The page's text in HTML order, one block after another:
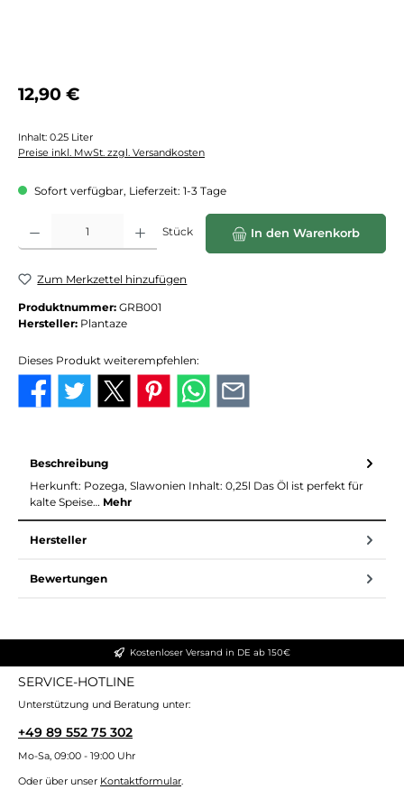
Regulärer Preis:
12,90 €
Inhalt: 0.25 Liter
Preise inkl. MwSt. zzgl. Versandkosten
Sofort verfügbar, Lieferzeit: 1-3 Tage
Produkt Anzahl: Gib den gewünschten Wert ein oder benutze die
Stück In den Warenkorb
Zum Merkzettel hinzufügen
Produktnummer: GRB001
Hersteller: Plantaze
Dieses Produkt weiterempfehlen:
Beschreibung
Herkunft: Pozega, Slawonien Inhalt: 0,25l Das Öl ist perfekt für
kalte Speise… Mehr
Hersteller
Bewertungen
Kostenloser Versand in DE ab 150€
SERVICE-HOTLINE
Unterstützung und Beratung unter:
+49 89 552 75 302
Mo-Sa, 09:00 - 19:00 Uhr
Oder über unser Kontaktformular.